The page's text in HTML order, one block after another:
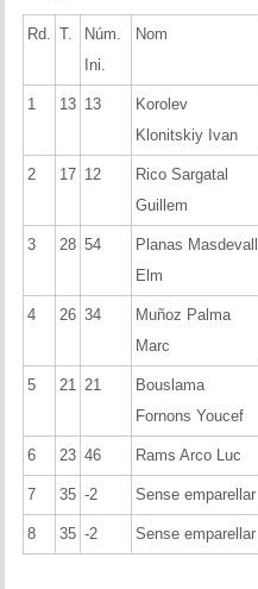
Rd. T.
Núm.
Ini.
Nom
1 13 13
Korolev
Klonitskiy Ivan
2 17 12
Rico Sargatal
Guillem
3 28 54
Planas Masdevall
Elm
4 26 34
Muñoz Palma
Marc
5 21 21
Bouslama
Fornons Youcef
6 23 46 Rams Arco Luc
7 35 -2 Sense emparellar
8 35 -2 Sense emparellar